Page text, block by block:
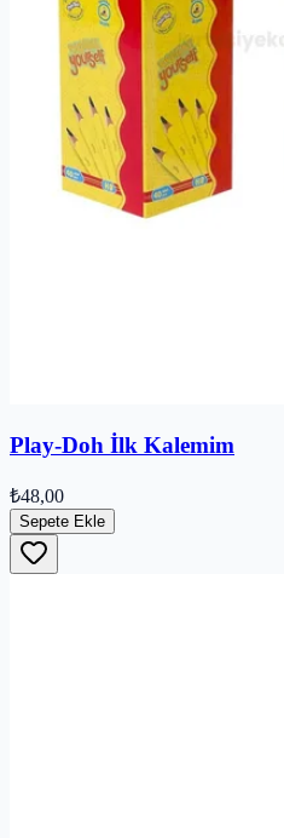
Play-Doh İlk Kalemim
₺48,00
Sepete Ekle